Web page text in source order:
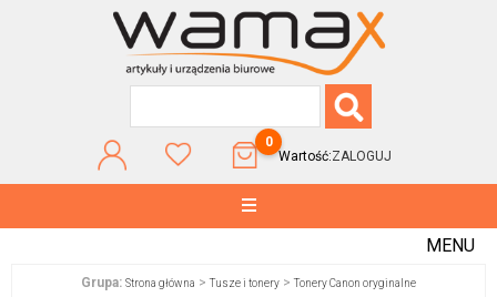
0
Wartość:ZALOGUJ
MENU
Grupa: Strona główna >Tusze i tonery >Tonery Canon oryginalne